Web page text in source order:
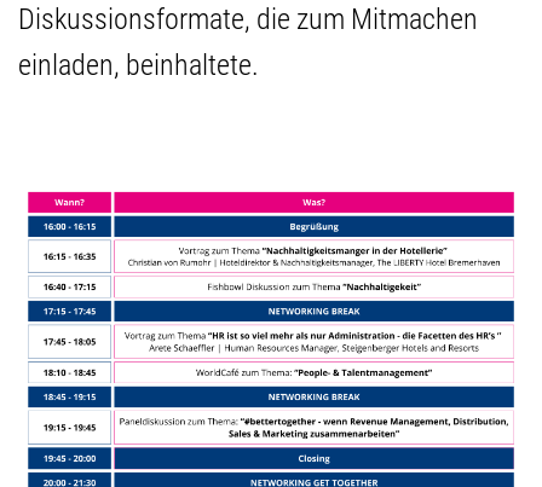
Diskussionsformate, die zum Mitmachen
einladen, beinhaltete.